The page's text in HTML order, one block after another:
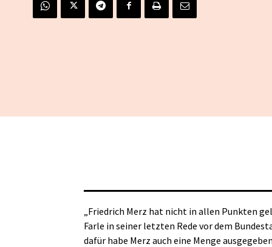
„Friedrich Merz hat nicht in allen Punkten
Farle in seiner letzten Rede vor dem
dafür habe Merz auch eine Menge